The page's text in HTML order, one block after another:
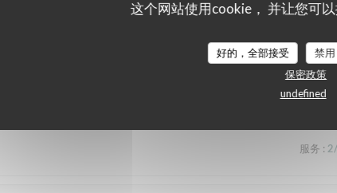
这个网站使用cookie， 并让您可以
好的，全部接受 禁用
保密政策
undefined
我们的顾客评分
服务 : 2